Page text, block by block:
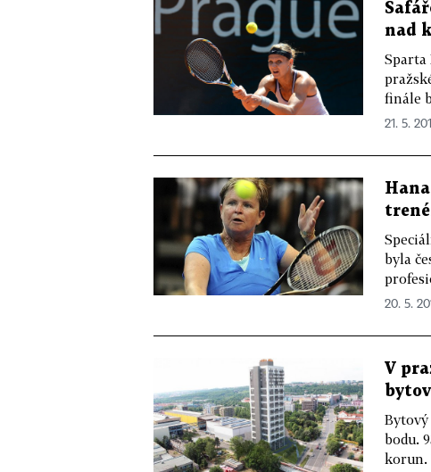
nad
Sparta
finále
21. 5.
byla
20. 5.
V
Bytový
bodu.
korun.